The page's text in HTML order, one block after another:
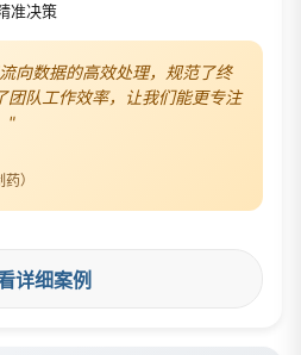
准决策
向数据的高效处理，规范了终
团队工作效率，让我们能更专注
"
）
详细案例